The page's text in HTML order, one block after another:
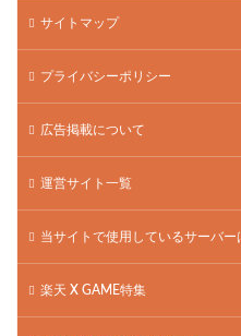
サイトマップ
プライバシーポリシー
広告掲載について
運営サイト一覧
当サイトで使用しているサーバー
楽天 X GAME特集